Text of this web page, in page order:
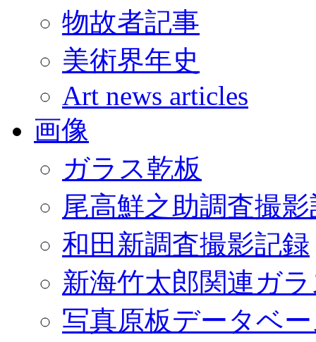
物故者記事
美術界年史
Art news articles
画像
ガラス乾板
尾高鮮之助調査撮
和田新調査撮影記録
新海竹太郎関連ガ
写真原板データベ